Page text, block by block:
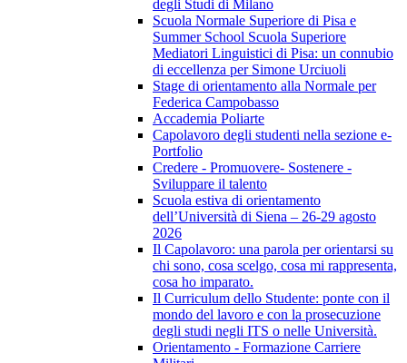
degli Studi di Milano
Scuola Normale Superiore di Pisa e
Summer School Scuola Superiore
Mediatori Linguistici di Pisa: un connubio
di eccellenza per Simone Urciuoli
Stage di orientamento alla Normale per
Federica Campobasso
Accademia Poliarte
Capolavoro degli studenti nella sezione e-
Portfolio
Credere - Promuovere- Sostenere -
Sviluppare il talento
Scuola estiva di orientamento
dell’Università di Siena – 26-29 agosto
2026
Il Capolavoro: una parola per orientarsi su
chi sono, cosa scelgo, cosa mi rappresenta,
cosa ho imparato.
Il Curriculum dello Studente: ponte con il
mondo del lavoro e con la prosecuzione
degli studi negli ITS o nelle Università.
Orientamento - Formazione Carriere